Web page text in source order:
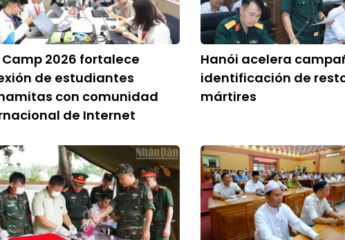
Camp 2026 fortalece
de estudiantes
con comunidad
de Internet
Hanói acelera
identificación de
mártires